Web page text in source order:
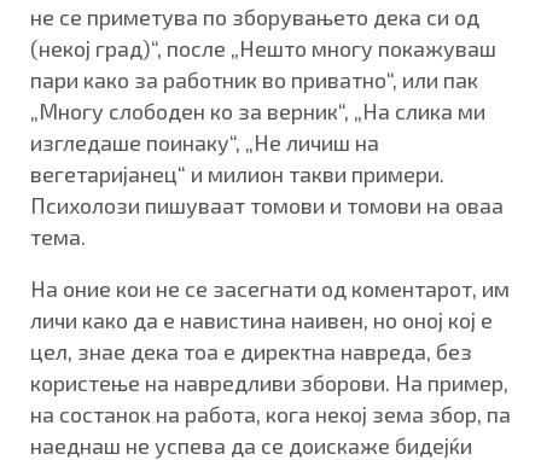
не се приметува по зборувањето дека си од
(некој град)“, после „Нешто многу покажуваш
пари како за работник во приватно“, или пак
„Многу слободен ко за верник“, „На слика ми
изгледаше поинаку“, „Не личиш на
вегетаријанец“ и милион такви примери.
Психолози пишуваат томови и томови на оваа
тема.
На оние кои не се засегнати од коментарот, им
личи како да е навистина наивен, но оној кој е
цел, знае дека тоа е директна навреда, без
користење на навредливи зборови. На пример,
на состанок на работа, кога некој зема збор, па
наеднаш не успева да се доискаже бидејќи